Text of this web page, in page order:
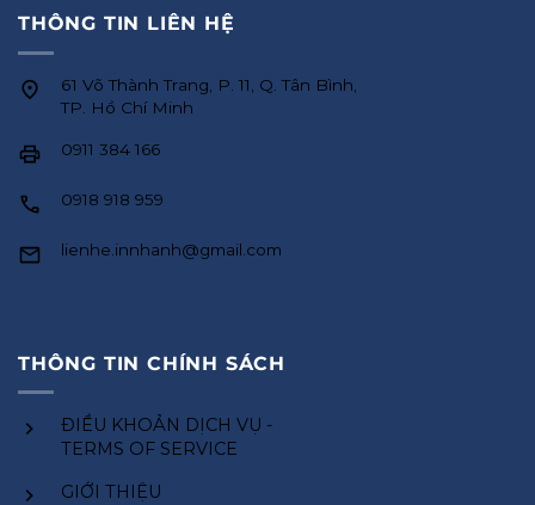
THÔNG TIN LIÊN HỆ
61 Võ Thành Trang, P. 11, Q. Tân Bình,
TP. Hồ Chí Minh
0911 384 166
0918 918 959
lienhe.innhanh@gmail.com
THÔNG TIN CHÍNH SÁCH
ĐIỀU KHOẢN DỊCH VỤ -
TERMS OF SERVICE
GIỚI THIỆU